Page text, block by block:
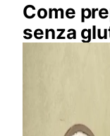
Come
senza